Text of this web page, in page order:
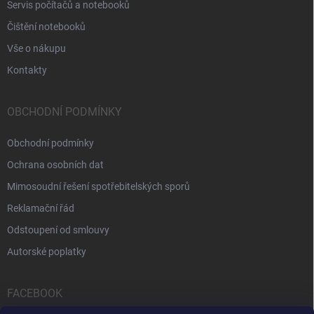
Servis počítačů a notebooků
Čištění notebooků
Vše o nákupu
Kontakty
OBCHODNÍ PODMÍNKY
Obchodní podmínky
Ochrana osobních dat
Mimosoudní řešení spotřebitelských sporů
Reklamační řád
Odstoupení od smlouvy
Autorské poplatky
FACEBOOK